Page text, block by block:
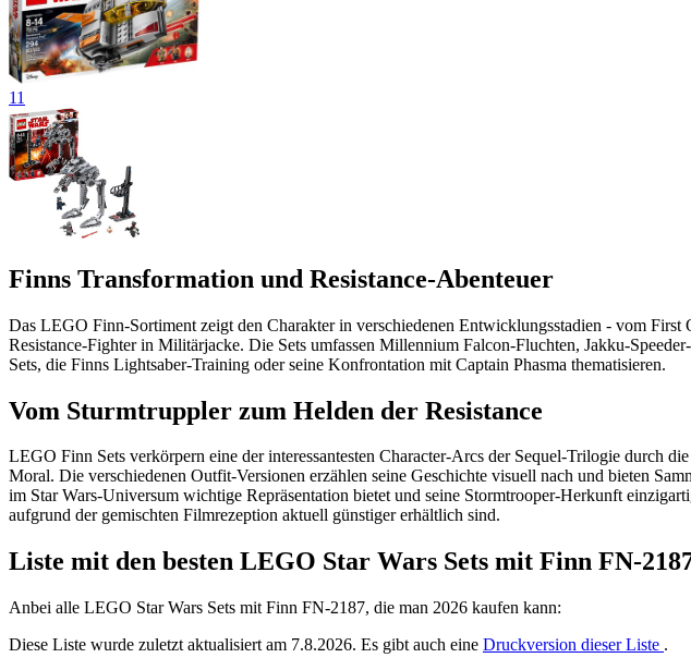
11
Finns Transformation und Resistance-Abenteuer
Das LEGO Finn-Sortiment zeigt den Charakter in verschiedenen Entwicklungsstadien - vom
Resistance-Fighter in Militärjacke. Die Sets umfassen Millennium Falcon-Fluchten, Jakku-
Sets, die Finns Lightsaber-Training oder seine Konfrontation mit Captain Phasma thematisieren.
Vom Sturmtruppler zum Helden der Resistance
LEGO Finn Sets verkörpern eine der interessantesten Character-Arcs der Sequel-Trilogie durch
Moral. Die verschiedenen Outfit-Versionen erzählen seine Geschichte visuell nach und bieten
im Star Wars-Universum wichtige Repräsentation bietet und seine Stormtrooper-Herkunft
aufgrund der gemischten Filmrezeption aktuell günstiger erhältlich sind.
Liste mit den besten LEGO Star Wars Sets mit Finn FN-
Anbei alle LEGO Star Wars Sets mit Finn FN-2187, die man 2026 kaufen kann:
Diese Liste wurde zuletzt aktualisiert am 7.8.2026. Es gibt auch eine Druckversion dieser Liste .